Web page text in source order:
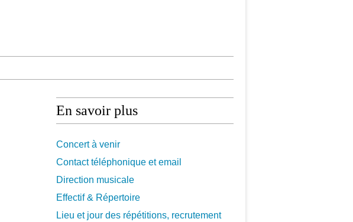
En savoir plus
Concert à venir
Contact téléphonique et email
Direction musicale
Effectif & Répertoire
Lieu et jour des répétitions, recrutement